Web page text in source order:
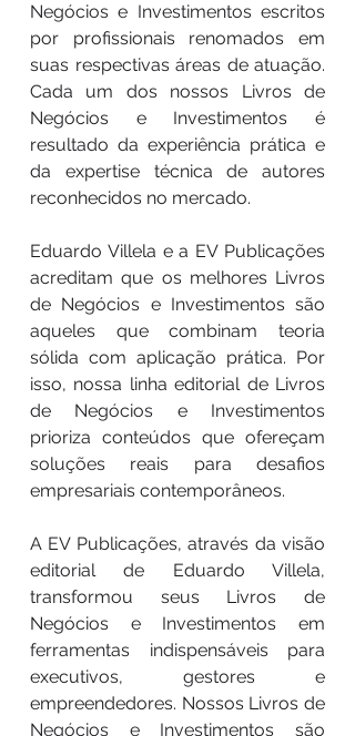
Negócios e Investimentos escritos
por profissionais renomados em
suas respectivas áreas de atuação.
Cada um dos nossos Livros de
Negócios e Investimentos é
resultado da experiência prática e
da expertise técnica de autores
reconhecidos no mercado.
Eduardo Villela e a EV Publicações
acreditam que os melhores Livros
de Negócios e Investimentos são
aqueles que combinam teoria
sólida com aplicação prática. Por
isso, nossa linha editorial de Livros
de Negócios e Investimentos
prioriza conteúdos que ofereçam
soluções reais para desafios
empresariais contemporâneos.
A EV Publicações, através da visão
editorial de Eduardo Villela,
transformou seus Livros de
Negócios e Investimentos em
ferramentas indispensáveis para
executivos, gestores e
empreendedores. Nossos Livros de
Negócios e Investimentos são